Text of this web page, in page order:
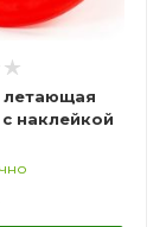
летающая
наклейкой